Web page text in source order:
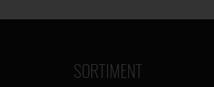
SORTIMENT